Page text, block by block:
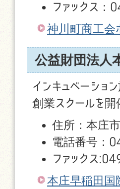
ファックス
神川町商工会
公益財団法人
インキュベーショ
創業スクールを開
住所：本庄
電話番号：
ファックス
本庄早稲田国